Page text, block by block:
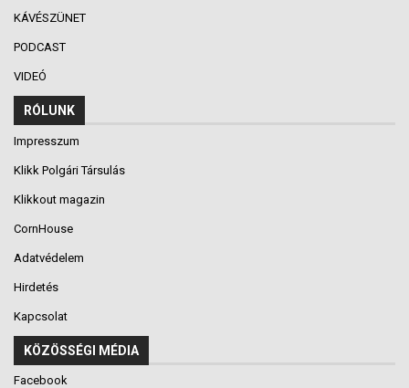
KÁVÉSZÜNET
PODCAST
VIDEÓ
RÓLUNK
Impresszum
Klikk Polgári Társulás
Klikkout magazin
CornHouse
Adatvédelem
Hirdetés
Kapcsolat
KÖZÖSSÉGI MÉDIA
Facebook